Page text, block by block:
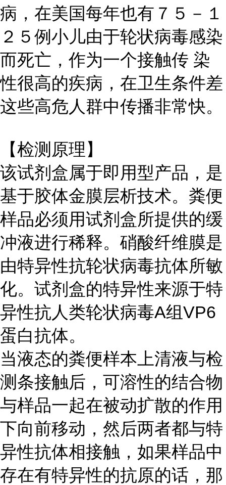
病，在美国每年也有７５－１
２５例小儿由于轮状病毒感染
而死亡，作为一个接触传 染
性很高的疾病，在卫生条件差
这些高危人群中传播非常快。
【检测原理】
该试剂盒属于即用型产品，是
基于胶体金膜层析技术。粪便
样品必须用试剂盒所提供的缓
冲液进行稀释。硝酸纤维膜是
由特异性抗轮状病毒抗体所敏
化。试剂盒的特异性来源于特
异性抗人类轮状病毒A组VP6
蛋白抗体。
当液态的粪便样本上清液与检
测条接触后，可溶性的结合物
与样品一起在被动扩散的作用
下向前移动，然后两者都与特
异性抗体相接触，如果样品中
存在有特异性的抗原的话，那